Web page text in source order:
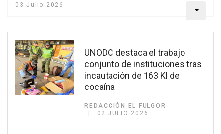
03 Julio 2026
UNODC destaca el trabajo
conjunto de instituciones tras
incautación de 163 Kl de
cocaína
REDACCIÓN EL FULGOR
02 JULIO 2026